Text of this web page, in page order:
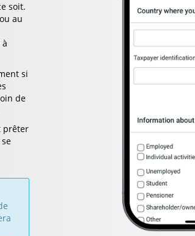
soit.
au
si
de
prêter